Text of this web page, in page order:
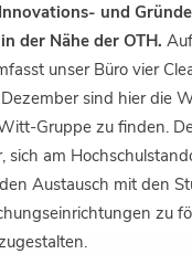
und
der Nähe der OTH.
unser Büro vier
sind hier die
Gruppe zu finden.
sich am
Austausch mit den
zu